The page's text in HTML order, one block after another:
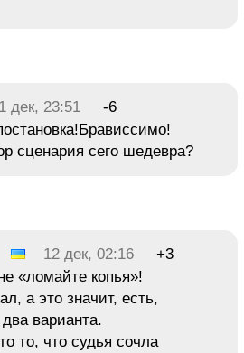
дек, 23:51
-6
сценария сего шедевра?
12 дек, 02:16
+3
«ломайте копья»!
а это значит, есть,
варианта.
то, что судья сочла